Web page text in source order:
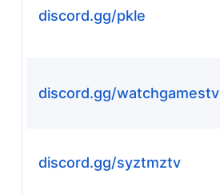
discord.gg/pkle
discord.gg/watchgamestv
discord.gg/syztmztv